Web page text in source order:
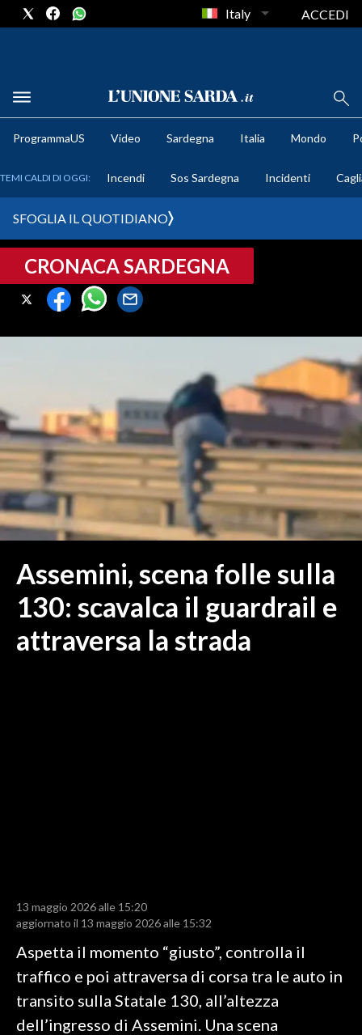
METEO
CRONACA SARDEGNA
CAGLIARI
SASSARI E PROVINCIA
GALLURA
NUORO E PROVINCIA
OGLIASTRA
AGENDA
ITALIA
MONDO
POLITICA
CALCIO REGIONALE
BASKET
VOLLEY
MOTORI
TENNIS
Italy ACCEDI
ProgrammaUS Video Sardegna Italia Mondo
TEMI CALDI DI OGGI: Incendi Sos Sardegna Incidenti
SFOGLIA IL QUOTIDIANO
CRONACA SARDEGNA
Assemini, scena folle sulla
130: scavalca il guardrail e
attraversa la strada
13 maggio 2026 alle 15:20
aggiornato il 13 maggio 2026 alle 15:32
Aspetta il momento “giusto”, controlla il
traffico e poi attraversa di corsa tra le auto in
transito sulla Statale 130, all’altezza
dell’ingresso di Assemini. Una scena